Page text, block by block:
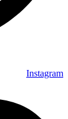
Instagram